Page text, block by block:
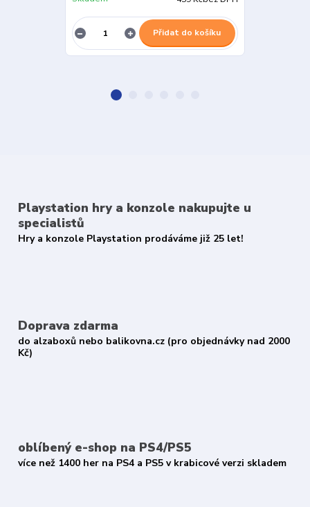
Přidat do košíku
Playstation hry a konzole nakupujte u
specialistů
Hry a konzole Playstation prodáváme již 25 let!
Doprava zdarma
do alzaboxů nebo balikovna.cz (pro objednávky nad 2000
Kč)
oblíbený e-shop na PS4/PS5
více než 1400 her na PS4 a PS5 v krabicové verzi skladem